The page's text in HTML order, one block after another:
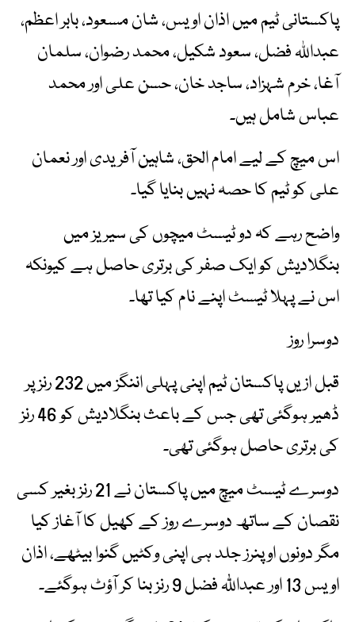
پاکستانی ٹیم میں اذان اویس، شان مسعود، بابر اعظم،
عبداللہ فضل، سعود شکیل، محمد رضوان، سلمان
آغا، خرم شہزاد، ساجد خان، حسن علی اور محمد
عباس شامل ہیں۔
اس میچ کے لیے امام الحق، شاہین آفریدی اور نعمان
علی کو ٹیم کا حصہ نہیں بنایا گیا۔
واضح رہے کہ دو ٹیسٹ میچوں کی سیریز میں
بنگلادیش کو ایک صفر کی برتری حاصل ہے کیونکہ
اس نے پہلا ٹیسٹ اپنے نام کیا تھا۔
دوسرا روز
قبل ازیں پاکستان ٹیم اپنی پہلی اننگز میں 232 رنز پر
ڈھیر ہوگئی تھی جس کے باعث بنگلادیش کو 46 رنز
کی برتری حاصل ہوگئی تھی۔
دوسرے ٹیسٹ میچ میں پاکستان نے 21 رنز بغیر کسی
نقصان کے ساتھ دوسرے روز کے کھیل کا آغاز کیا
مگر دونوں اوپنرز جلد ہی اپنی وکٹیں گنوا بیٹھے، اذان
اویس 13 اور عبداللّٰہ فضل 9 رنز بنا کر آؤٹ ہوگئے۔